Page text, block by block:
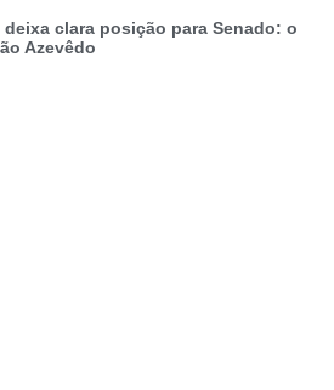
deixa clara posição para Senado: o
Azevêdo